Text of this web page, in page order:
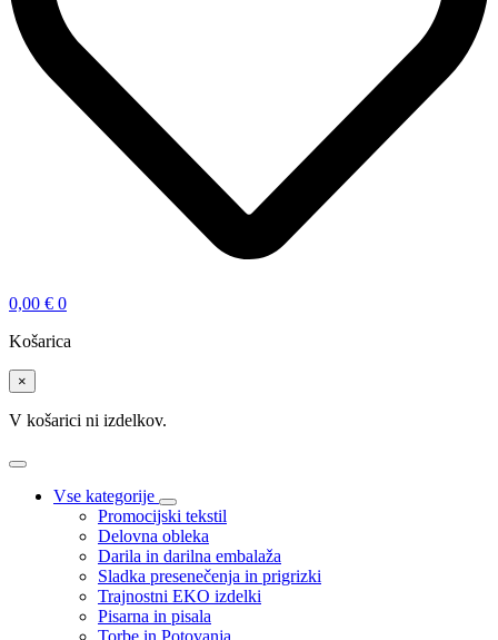
0,00 € 0
Košarica
×
V košarici ni izdelkov.
Vse kategorije
Promocijski tekstil
Delovna obleka
Darila in darilna embalaža
Sladka presenečenja in prigrizki
Trajnostni EKO izdelki
Pisarna in pisala